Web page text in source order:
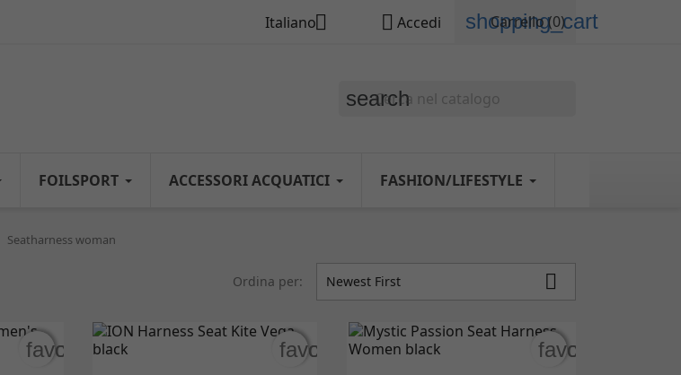
Italiano  Accedi shopping_cart
Carrello(0)
search
FOILSPORT ACCESSORI ACQUATICI FASHION/LIFESTYLE
Seatharness woman
Ordina per: Newest First 
favorite_border
favorite_border
favorite_border
favorite_border
favorite_border
favorite_border